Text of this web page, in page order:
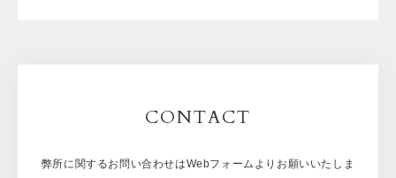
CONTACT
弊所に関するお問い合わせはWebフォームよりお願いいたしま